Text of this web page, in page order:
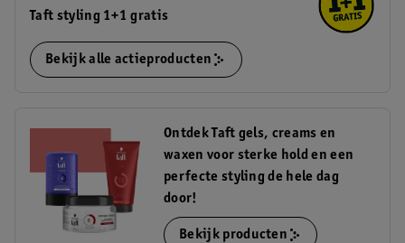
Taft styling 1+1 gratis
Bekijk alle actieproducten
Ontdek Taft gels, creams en
waxen voor sterke hold en een
perfecte styling de hele dag
door!
Bekijk producten